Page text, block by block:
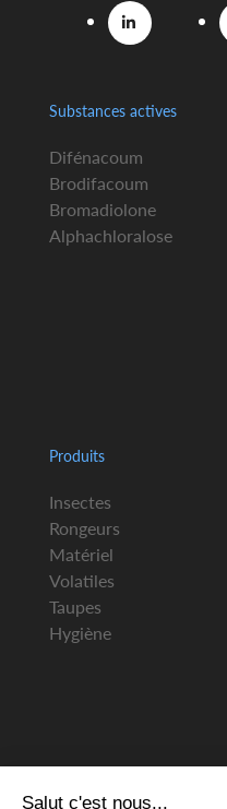
Substances actives
Difénacoum
Brodifacoum
Bromadiolone
Alphachloralose
Produits
Insectes
Rongeurs
Matériel
Volatiles
Taupes
Hygiène
Salut c'est nous...